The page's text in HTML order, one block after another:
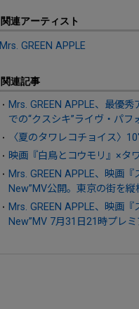
関連アーティスト
Mrs. GREEN APPLE
関連記事
Mrs. GREEN APPLE、最優
での“クスシキ”ライヴ・パフ
〈夏のタワレコチョイス〉
映画『白鳥とコウモリ』×タ
Mrs. GREEN APPLE、映画
New”MV公開。東京の街を
Mrs. GREEN APPLE、映画
New”MV 7月31日21時プレミ